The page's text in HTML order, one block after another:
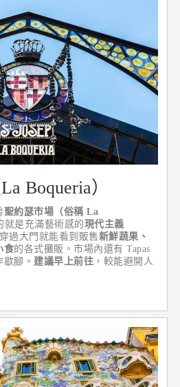
Boqueria）
聖約瑟市場（俗稱 La
就是充滿藝術感的現代主義
穿過大門就能看到販售新鮮蔬果、
食的各式攤販。市場內還有 Tapas
腳。 建議早上前往 ，較能避開人